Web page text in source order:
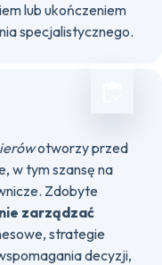
lub ukończeniem
specjalistycznego.
otworzy przed
w tym szansę na
Zdobyte
zarządzać
strategie
decyzji,